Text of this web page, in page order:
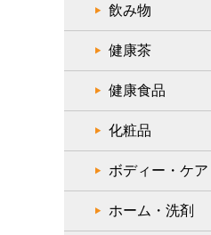
飲み物
健康茶
健康食品
化粧品
ボディー・ケア
ホーム・洗剤